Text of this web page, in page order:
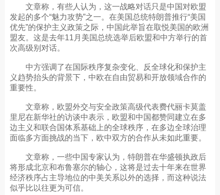
文章称，有些人认为，这一战略对话只是中国对欧盟
发起的多个“魅力攻势”之一。在美国总统特朗普推行“美国
优先”的保护主义政策之际，中国此举旨在取悦美国的欧洲
盟友。这是去年11月美国总统选举后欧盟和中方举行的首
次高级别对话。
中方强调了在国际秩序复杂变化、反全球化和保护主
义趋势抬头的背景下，中欧在自由贸易和开放领域合作的
重要性。
文章称，欧盟外交与安全政策高级代表费代丽卡莫盖
里尼在新华社的访谈中表示，欧盟和中国都赞同建立在多
边主义和联合国体系基础上的全球秩序，在多边全球治理
面临多方面挑战的当下，欧中双方的合作从未如此重要。
文章称，一些中国专家认为，特朗普在华盛顿执政后
将形成北京和布鲁塞尔的轴心，这将是过去十年来在世界
经济秩序占主导地位的中美关系以外的选择，而这种说法
似乎比以往更为可信。